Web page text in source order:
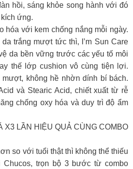
hồi, sáng khỏe song hành với đó
ứng.
hóa với kem chống nắng mỗi ngày.
trắng mượt tức thì, I’m Sun Care
da bền vững trước các yếu tố môi
thế lớp cushion vô cùng tiện lợi.
mượt, không hề nhờn dính bí bách.
và Stearic Acid, chiết xuất từ ​​rễ
chống oxy hóa và duy trì độ ẩm
X3 LẦN HIỆU QUẢ CÙNG COMBO
so với tuổi thật thì không thể thiếu
Chucos, trọn bộ 3 bước từ combo